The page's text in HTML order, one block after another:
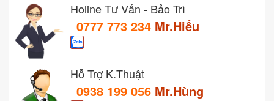
Holine Tư Vấn - Bảo Trì
0777 773 234 Mr.Hiếu
Hỗ Trợ K.Thuật
0938 199 056 Mr.Hùng